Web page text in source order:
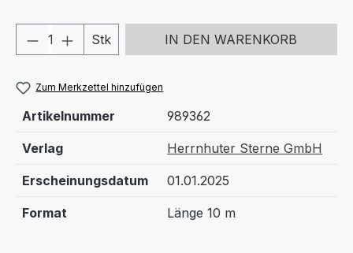
Produkt Anzahl: Gib den
Stk IN DEN WARENKORB
Zum Merkzettel hinzufügen
Artikelnummer 989362
Verlag Herrnhuter Sterne GmbH
Erscheinungsdatum 01.01.2025
Format Länge 10 m